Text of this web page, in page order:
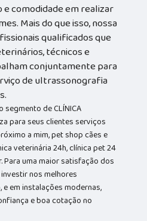
comodidade em realizar
Mais do que isso, nossa
qualificados que
técnicos e
conjuntamente para
de ultrassonografia
segmento de CLÍNICA
para seus clientes serviços
a mim, pet shop cães e
veterinária 24h, clínica pet 24
Para uma maior satisfação dos
nos melhores
em instalações modernas,
e boa cotação no